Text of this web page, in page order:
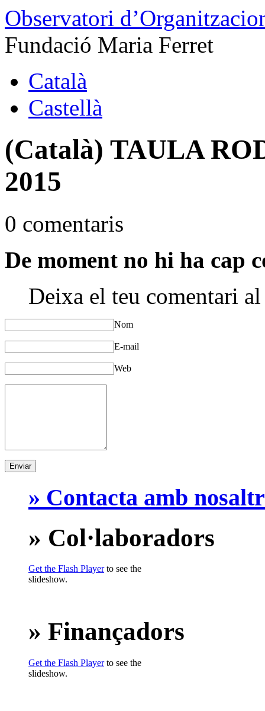
Observatori
Fundació Maria Ferret
Català
Castellà
(Català) TAULA
2015
0 comentaris
De moment no hi ha cap
Deixa el teu comentari
Nom
E-mail
Web
» Contacta amb
» Col·laboradors
Get the Flash Playerto see the
slideshow.
» Finançadors
Get the Flash Playerto see the
slideshow.